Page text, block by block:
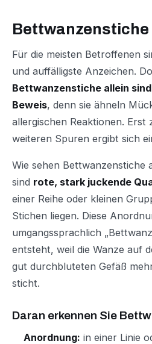
Bettwanzenstiche
Für die meisten Betroffenen
und auffälligste Anzeichen.
Bettwanzenstiche allein
Beweis, denn sie ähneln
allergischen Reaktionen. Erst
weiteren Spuren ergibt sich
Wie sehen Bettwanzenstiche
sind rote, stark juckende
einer Reihe oder kleinen
Stichen liegen. Diese
umgangssprachlich
entsteht, weil die Wanze auf
gut durchbluteten Gefäß
sticht.
Daran erkennen Sie
Anordnung: in einer Linie